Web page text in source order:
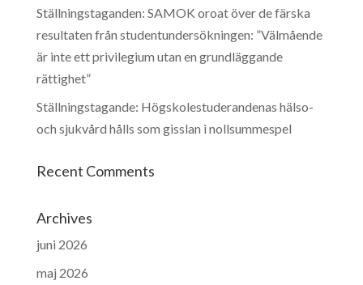
Ställningstaganden: SAMOK oroat över de färska
resultaten från studentundersökningen: ”Välmående
är inte ett privilegium utan en grundläggande
rättighet”
Ställningstagande: Högskolestuderandenas hälso-
och sjukvård hålls som gisslan i nollsummespel
Recent Comments
Archives
juni 2026
maj 2026